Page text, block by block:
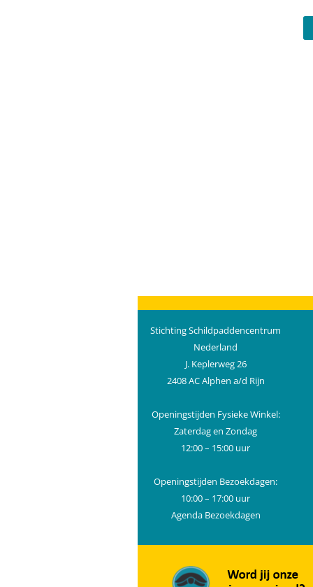
Stichting Schildpaddencentrum
Nederland
J. Keplerweg 26
2408 AC Alphen a/d Rijn
Openingstijden Fysieke Winkel:
Zaterdag en Zondag
12:00 – 15:00 uur
Openingstijden Bezoekdagen:
10:00 – 17:00 uur
Agenda Bezoekdagen